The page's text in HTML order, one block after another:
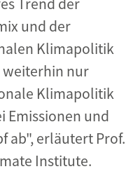
Trend der
und der
Klimapolitik
weiterhin nur
Klimapolitik
Emissionen und
ab", erläutert Prof.
Institute.